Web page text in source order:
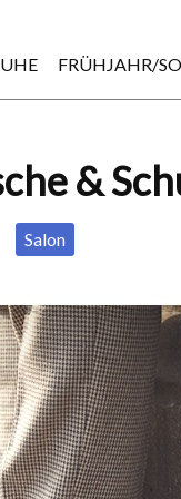
FRÜHJAHR/
&
Salon